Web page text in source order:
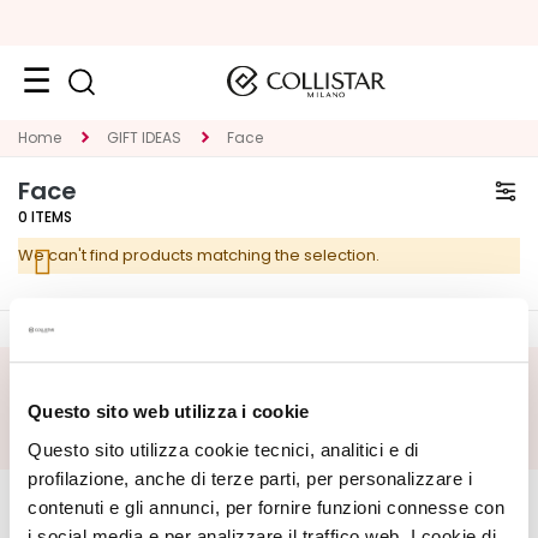
Questo sito web utilizza i cookie
Questo sito utilizza cookie tecnici, analitici e di
profilazione, anche di terze parti, per personalizzare i
contenuti e gli annunci, per fornire funzioni connesse con
Face
C
A
T
E
O
S
p
e
c
Home GIFT IDEAS Face
Face
0 ITEMS
We can't find products matching the selection.
CORPORATE
About Us
MY PROFILE
Account Information